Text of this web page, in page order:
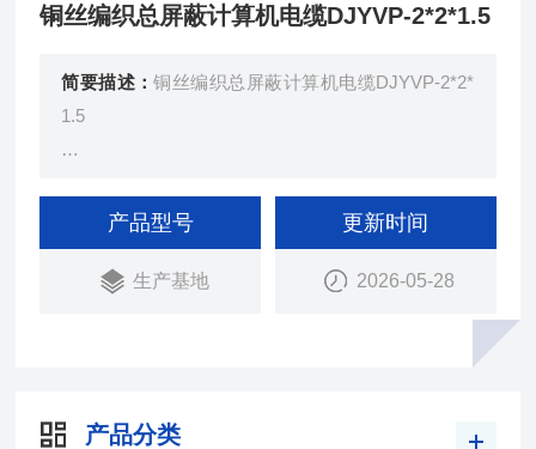
铜丝编织总屏蔽计算机电缆DJYVP-2*2*1.5
简要描述：铜丝编织总屏蔽计算机电缆DJYVP-2*2*
1.5
系统（DCS）的数据传输和抗干扰要求较高的检测
仪器仪表，以及其他自控系统的弱信号连接、传输。
产品型号
生产基地
更新时间
2026-05-28
产品分类